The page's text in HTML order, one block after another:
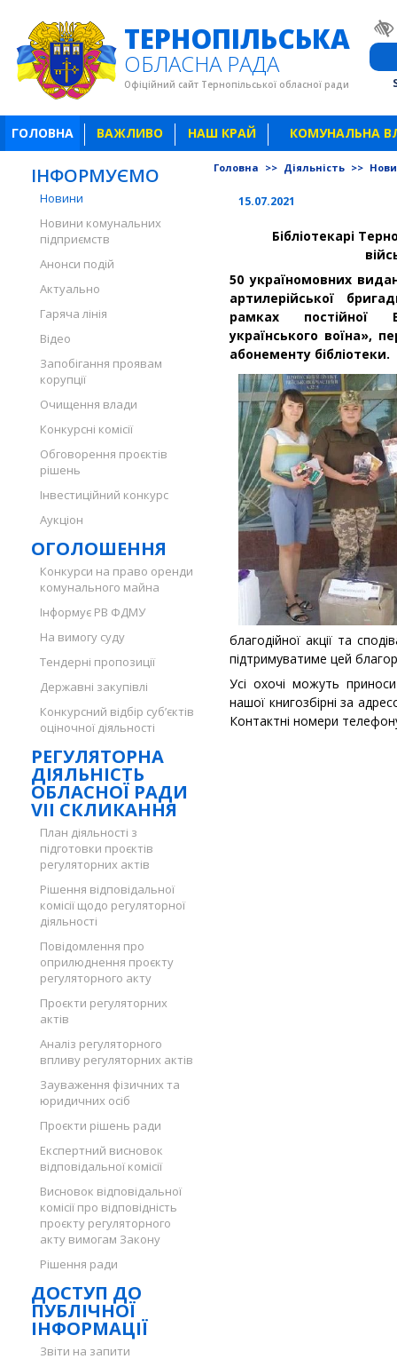
ТЕРНОПІЛЬСЬКА
ОБЛАСНА РАДА
Офіційний сайт Тернопільської обласної ради
ГОЛОВНА ВАЖЛИВО НАШ КРАЙ КОМУНАЛЬНА
ІНФОРМУЄМО
Новини
Новини комунальних
підприємств
Анонси подій
Актуально
Гаряча лінія
Відео
Запобігання проявам
корупції
Очищення влади
Конкурсні комісії
Обговорення проєктів
рішень
Інвестиційний конкурс
Аукціон
ОГОЛОШЕННЯ
Конкурси на право оренди
комунального майна
Інформує РВ ФДМУ
На вимогу суду
Тендерні пропозиції
Державні закупівлі
Конкурсний відбір суб’єктів
оціночної діяльності
РЕГУЛЯТОРНА
ДІЯЛЬНІСТЬ
ОБЛАСНОЇ РАДИ
VII СКЛИКАННЯ
План діяльності з
підготовки проєктів
регуляторних актів
Рішення відповідальної
комісії щодо регуляторної
діяльності
Повідомлення про
оприлюднення проєкту
регуляторного акту
Проєкти регуляторних
актів
Аналіз регуляторного
впливу регуляторних актів
Зауваження фізичних та
юридичних осіб
Проєкти рішень ради
Експертний висновок
відповідальної комісії
Висновок відповідальної
комісії про відповідність
проєкту регуляторного
акту вимогам Закону
Рішення ради
ДОСТУП ДО
ПУБЛІЧНОЇ
ІНФОРМАЦІЇ
Звіти на запити
Головна >> Діяльність >>
15.07.2021
Бібліотекарі
50 україномовних
артилерійської
рамках постійної
українського воїна»,
абонементу бібліотеки.
благодійної акції та
підтримуватиме цей
Усі охочі можуть
нашої книгозбірні за
Контактні номери